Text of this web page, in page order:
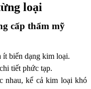
loại
cấp thẩm mỹ
ít biến dạng kim loại.
tiết phức tạp.
nhau, kể cả kim loại khó